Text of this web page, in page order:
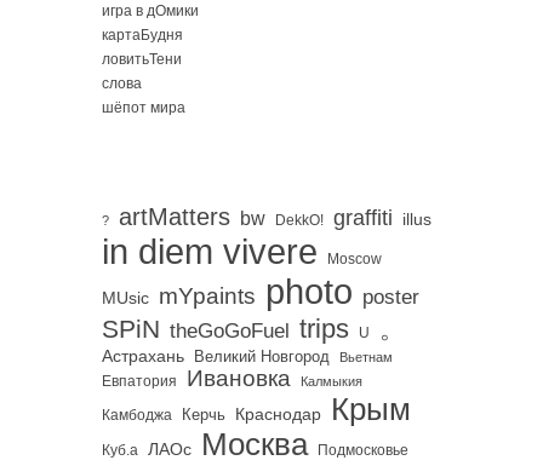
игра в дОмики
картаБудня
ловитьТени
слова
шёпот мира
? artMatters bw DekkO! graffiti illus
in diem vivere Moscow
MUsic mYpaints photo poster
SPiN theGoGoFuel trips U 。
Астрахань Великий Новгород Вьетнам
Евпатория Ивановка Калмыкия
Камбоджа Керчь Краснодар Крым
Куб.а ЛАОс Москва Подмосковье